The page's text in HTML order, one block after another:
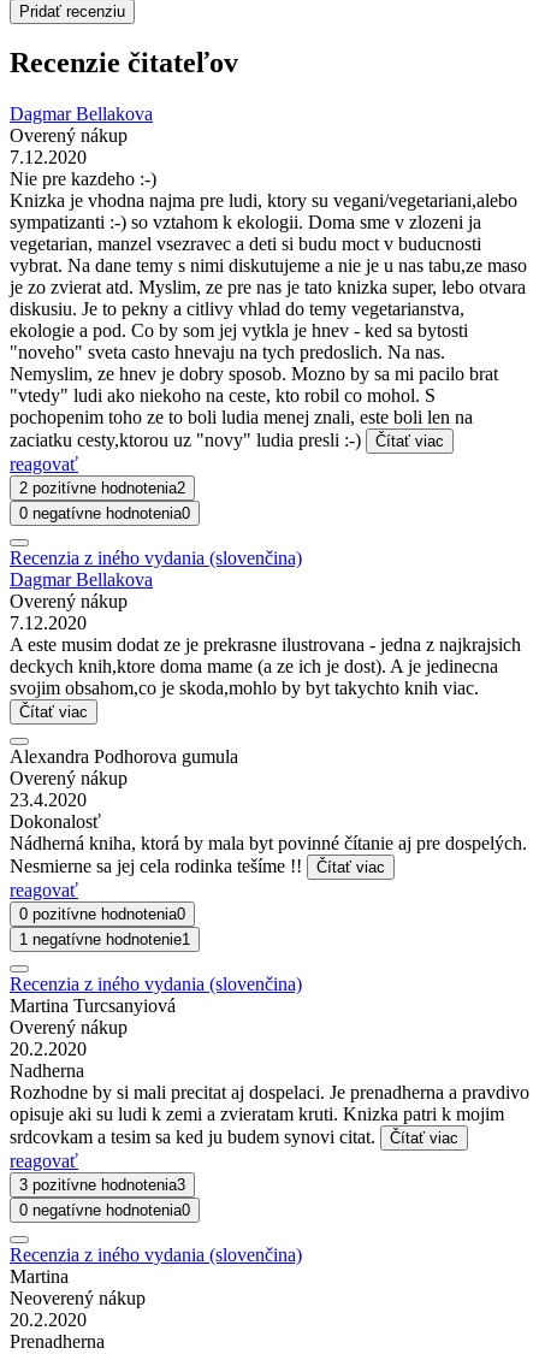
Pridať recenziu
Recenzie čitateľov
Dagmar Bellakova
Overený nákup
7.12.2020
Nie pre kazdeho :-)
Knizka je vhodna najma pre ludi, ktory su vegani/vegetariani,alebo
sympatizanti :-) so vztahom k ekologii. Doma sme v zlozeni ja
vegetarian, manzel vsezravec a deti si budu moct v buducnosti
vybrat. Na dane temy s nimi diskutujeme a nie je u nas tabu,ze maso
je zo zvierat atd. Myslim, ze pre nas je tato knizka super, lebo otvara
diskusiu. Je to pekny a citlivy vhlad do temy vegetarianstva,
ekologie a pod. Co by som jej vytkla je hnev - ked sa bytosti
"noveho" sveta casto hnevaju na tych predoslich. Na nas.
Nemyslim, ze hnev je dobry sposob. Mozno by sa mi pacilo brat
"vtedy" ludi ako niekoho na ceste, kto robil co mohol. S
pochopenim toho ze to boli ludia menej znali, este boli len na
zaciatku cesty,ktorou uz "novy" ludia presli :-)
Čítať viac
reagovať
2 pozitívne hodnotenia2
0 negatívne hodnotenia0
Recenzia z iného vydania (slovenčina)
Dagmar Bellakova
Overený nákup
7.12.2020
A este musim dodat ze je prekrasne ilustrovana - jedna z najkrajsich
deckych knih,ktore doma mame (a ze ich je dost). A je jedinecna
svojim obsahom,co je skoda,mohlo by byt takychto knih viac.
Čítať viac
Alexandra Podhorova gumula
Overený nákup
23.4.2020
Dokonalosť
Nádherná kniha, ktorá by mala byt povinné čítanie aj pre dospelých.
Nesmierne sa jej cela rodinka tešíme !!
Čítať viac
reagovať
0 pozitívne hodnotenia0
1 negatívne hodnotenie1
Recenzia z iného vydania (slovenčina)
Martina Turcsanyiová
Overený nákup
20.2.2020
Nadherna
Rozhodne by si mali precitat aj dospelaci. Je prenadherna a pravdivo
opisuje aki su ludi k zemi a zvieratam kruti. Knizka patri k mojim
srdcovkam a tesim sa ked ju budem synovi citat.
Čítať viac
reagovať
3 pozitívne hodnotenia3
0 negatívne hodnotenia0
Recenzia z iného vydania (slovenčina)
Martina
Neoverený nákup
20.2.2020
Prenadherna